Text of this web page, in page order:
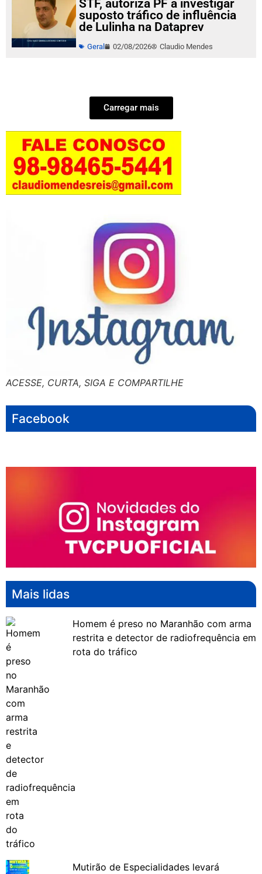
STF, autoriza PF a investigar
suposto tráfico de influência
de Lulinha na Dataprev
Geral 02/08/2026 Claudio Mendes
Carregar mais
ACESSE, CURTA, SIGA E COMPARTILHE
Facebook
Mais lidas
Homem é preso no Maranhão com arma
restrita e detector de radiofrequência em
rota do tráfico
Mutirão de Especialidades levará